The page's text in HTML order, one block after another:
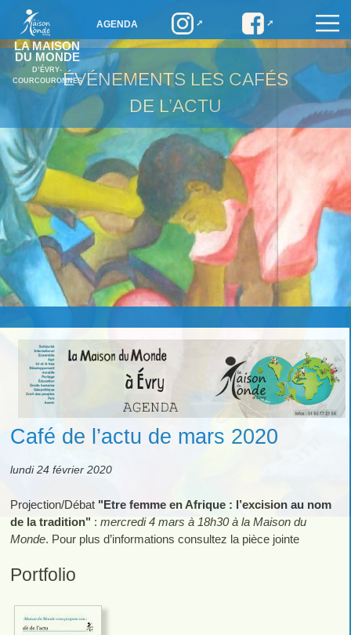
LA MAISON
DU MONDE
D’ÉVRY-
COURCOURONNES
AGENDA
ÉVÉNEMENTS LES CAFÉS
DE L’ACTU
Café de l’actu de mars 2020
lundi 24 février 2020
Projection/Débat "Etre femme en Afrique : l’excision au nom
de la tradition" : mercredi 4 mars à 18h30 à la Maison du
Monde. Pour plus d’informations consultez la pièce jointe
Portfolio